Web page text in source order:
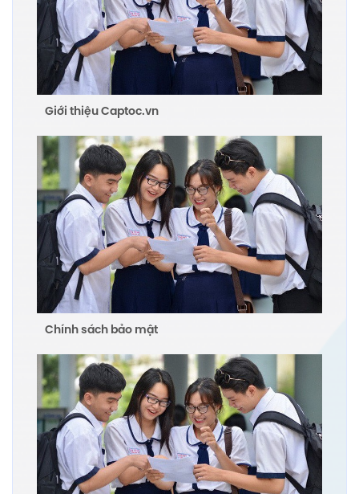
Giới thiệu Captoc.vn
Chính sách bảo mật